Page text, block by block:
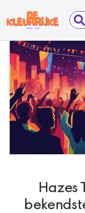
naar
inhoud
Search
...
Hazes